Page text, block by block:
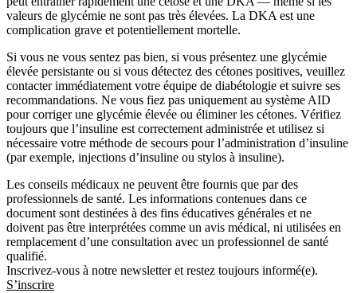
valeurs de glycémie ne sont pas très élevées. La DKA est une
complication grave et potentiellement mortelle.
Si vous ne vous sentez pas bien, si vous présentez une glycémie
élevée persistante ou si vous détectez des cétones positives, veuillez
contacter immédiatement votre équipe de diabétologie et suivre ses
recommandations. Ne vous fiez pas uniquement au système AID
pour corriger une glycémie élevée ou éliminer les cétones. Vérifiez
toujours que l’insuline est correctement administrée et utilisez si
nécessaire votre méthode de secours pour l’administration d’insuline
(par exemple, injections d’insuline ou stylos à insuline).
Les conseils médicaux ne peuvent être fournis que par des
professionnels de santé. Les informations contenues dans ce
document sont destinées à des fins éducatives générales et ne
doivent pas être interprétées comme un avis médical, ni utilisées en
remplacement d’une consultation avec un professionnel de santé
qualifié.
Inscrivez-vous à notre newsletter et restez toujours informé(e).
S’inscrire